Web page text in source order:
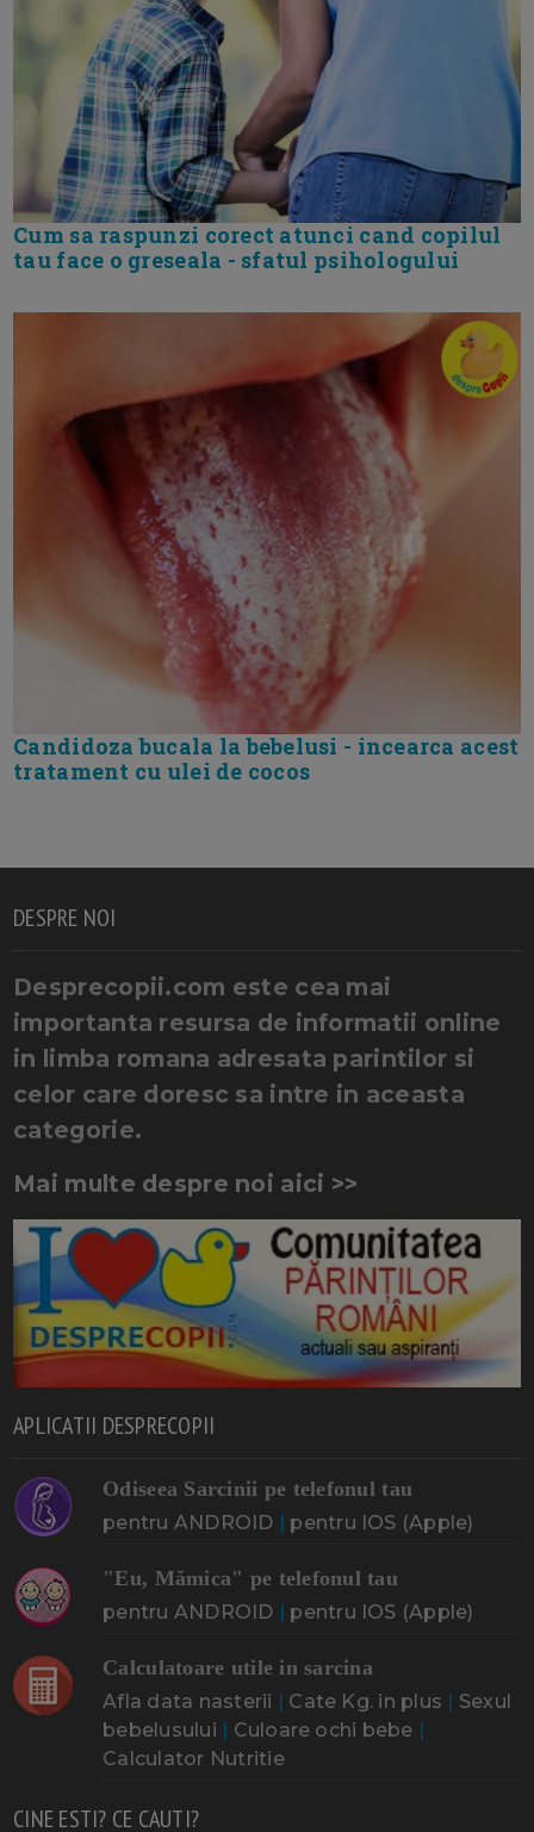
Cum sa raspunzi corect atunci cand copilul
tau face o greseala - sfatul psihologului
Candidoza bucala la bebelusi - incearca acest
tratament cu ulei de cocos
DESPRE NOI
Desprecopii.com este cea mai
importanta resursa de informatii online
in limba romana adresata parintilor si
celor care doresc sa intre in aceasta
categorie.
Mai multe despre noi aici >>
APLICATII DESPRECOPII
Odiseea Sarcinii pe telefonul tau
pentru ANDROID | pentru IOS (Apple)
"Eu, Mămica" pe telefonul tau
pentru ANDROID | pentru IOS (Apple)
Calculatoare utile in sarcina
Afla data nasterii | Cate Kg. in plus | Sexul
bebelusului | Culoare ochi bebe |
Calculator Nutritie
CINE ESTI? CE CAUTI?